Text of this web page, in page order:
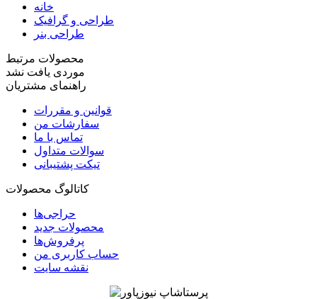
خانه
طراحی و گرافیک
طراحی بنر
محصولات مرتبط
موردی یافت نشد
راهنمای مشتریان
قوانین و مقررات
سفارشات من
تماس با ما
سوالات متداول
تیکت پشتیبانی
کاتالوگ محصولات
حراجی‌ها
محصولات جدید
پرفروش‌ها
حساب کاربری من
نقشه سایت